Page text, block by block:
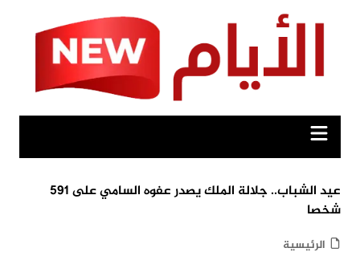
عيد الشباب.. جلالة الملك يصدر عفوه السامي على 591
شخصا
الرئيسية